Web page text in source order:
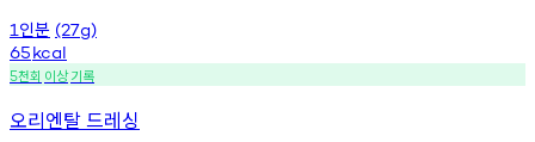
1 인분 (27g)
65kcal
5천회 이상기록
오리엔탈 드레싱